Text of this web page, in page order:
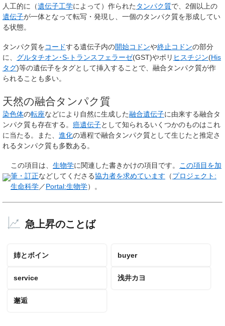
人工的に（遺伝子工学によって）作られた タンパク質で、2個以上の
遺伝子が一体となって転写・発現し、一個のタンパク質を形成してい
る状態。
タンパク質をコードする遺伝子内の開始コドンや終止コドンの部分
に、 グルタチオン･S-トランスフェラーゼ(GST)やポリ ヒスチジン(His
タグ)等の遺伝子をタグとして挿入することで、融合タンパク質が作
られることも多い。
天然の融合タンパク質
染色体の転座などにより自然に生成した融合遺伝子に由来する融合タ
ンパク質も存在する。 癌遺伝子として知られるいくつかのものはこれ
に当たる。また、 進化の過程で融合タンパク質として生じたと推定さ
れるタンパク質も多数ある。
この項目は、 生物学に関連した書きかけの項目 です。 この項目を加
筆・訂正などしてくださる協力者を求めています （プロジェクト:
生命科学／Portal:生物学）。
急上昇のことば
姉とボイン buyer
service 浅井カヨ
邂逅